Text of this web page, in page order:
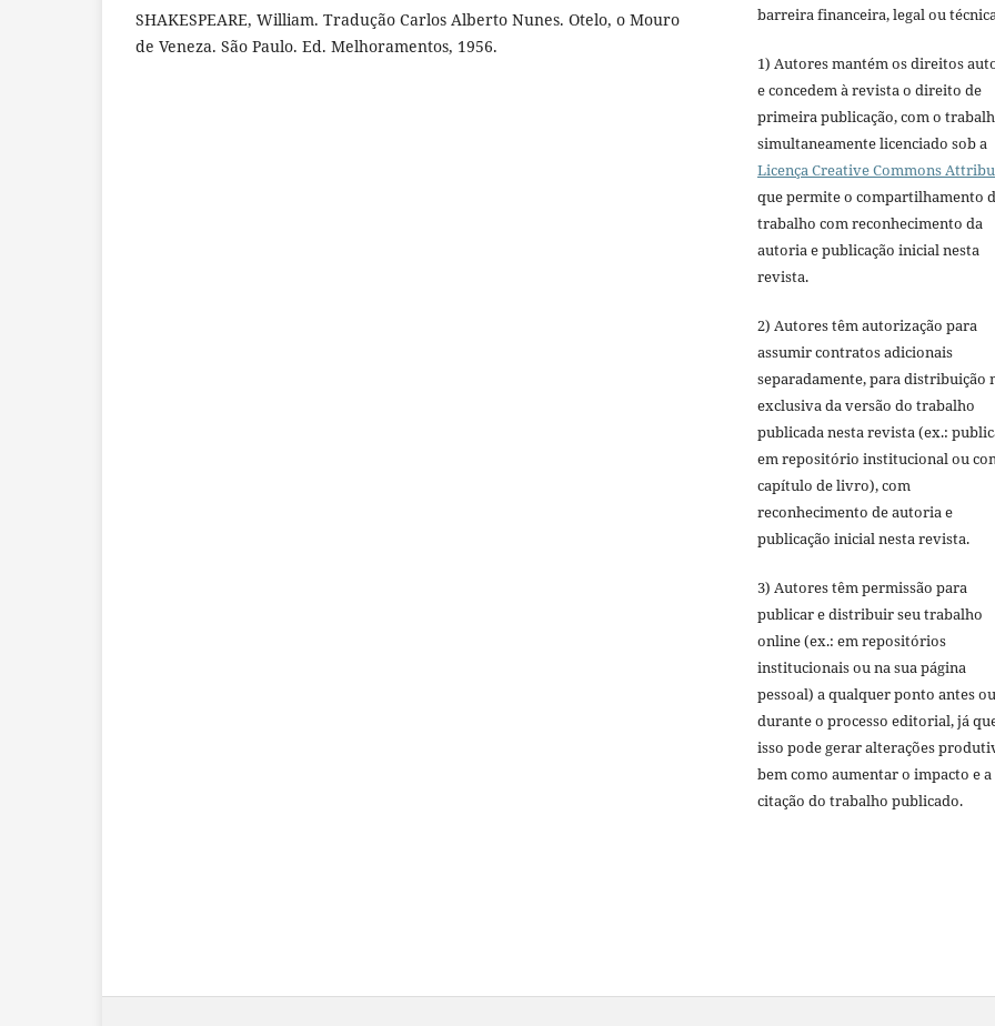
SHAKESPEARE, William. Tradução Carlos Alberto Nunes. Otelo, o Mouro
de Veneza. São Paulo. Ed. Melhoramentos, 1956.
barreira financeira, legal ou
1) Autores mantém os direitos
e concedem à revista o direito de
primeira publicação, com o
simultaneamente licenciado sob a
Licença Creative Commons
que permite o compartilhamento
trabalho com reconhecimento da
autoria e publicação inicial nesta
revista.
2) Autores têm autorização para
assumir contratos adicionais
separadamente, para distribuição
exclusiva da versão do trabalho
publicada nesta revista (ex.:
em repositório institucional ou
capítulo de livro), com
reconhecimento de autoria e
publicação inicial nesta revista.
3) Autores têm permissão para
publicar e distribuir seu trabalho
online (ex.: em repositórios
institucionais ou na sua página
pessoal) a qualquer ponto antes ou
durante o processo editorial, já
isso pode gerar alterações
bem como aumentar o impacto e a
citação do trabalho publicado.